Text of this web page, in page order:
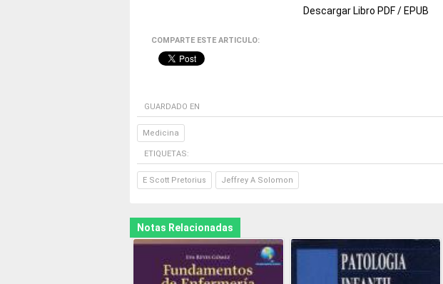
Descargar Libro PDF / EPUB
COMPARTE ESTE ARTICULO:
GUARDADO EN
Medicina
ETIQUETAS:
E Scott Pretorius Jeffrey A Solomon
Notas Relacionadas